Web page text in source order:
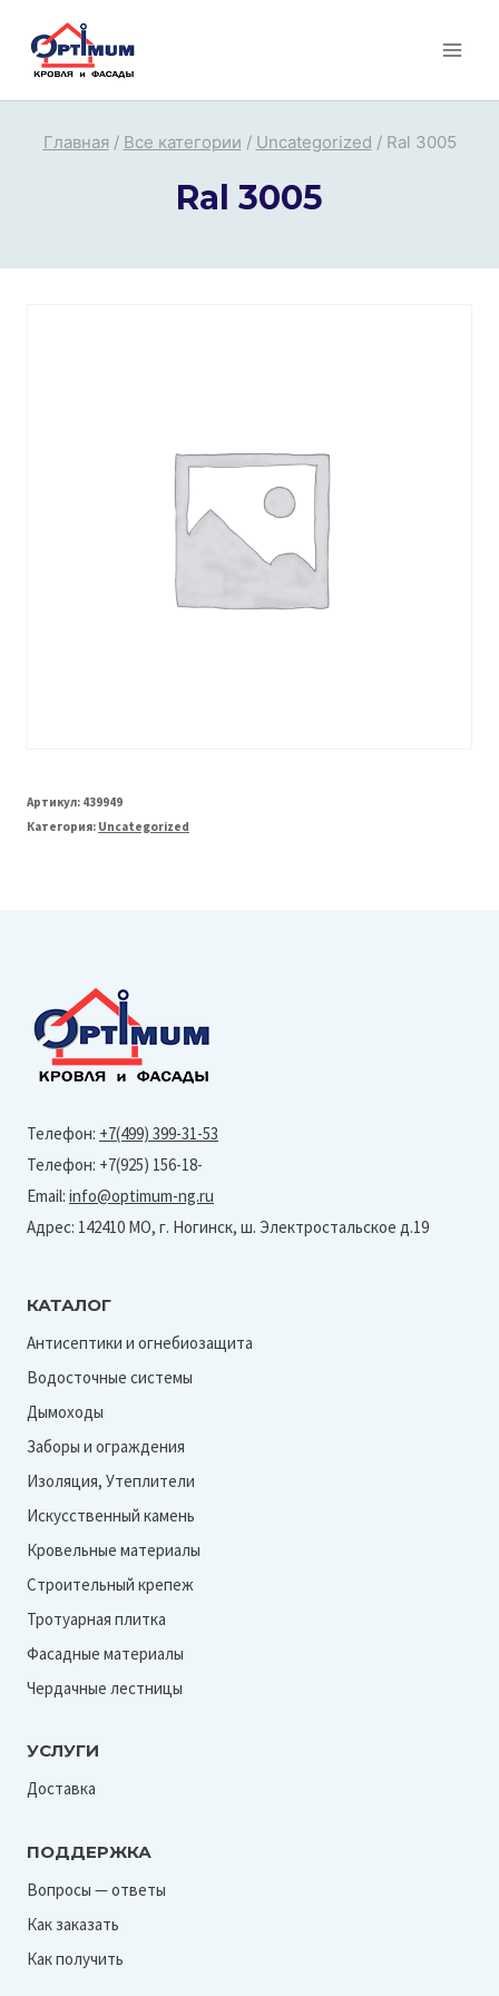
Перейти
Главная / Все категории / Uncategorized / Ral 3005
Ral 3005
Артикул: 439949
Категория: Uncategorized
Телефон: +7(499) 399-31-53
Телефон: +7(925) 156-18-
Email: info@optimum-ng.ru
Адрес: 142410 МО, г. Ногинск, ш. Электростальское д.19
КАТАЛОГ
Антисептики и огнебиозащита
Водосточные системы
Дымоходы
Заборы и ограждения
Изоляция, Утеплители
Искусственный камень
Кровельные материалы
Строительный крепеж
Тротуарная плитка
Фасадные материалы
Чердачные лестницы
УСЛУГИ
Доставка
ПОДДЕРЖКА
Вопросы — ответы
Как заказать
Как получить